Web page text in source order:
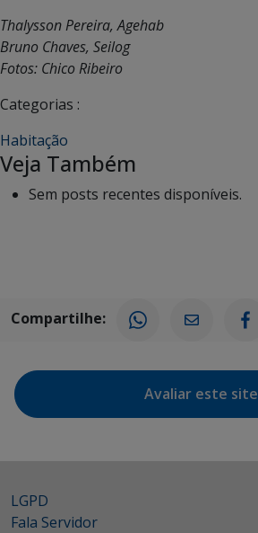
Thalysson Pereira, Agehab
Bruno Chaves, Seilog
Fotos: Chico Ribeiro
Categorias :
Habitação
Veja Também
Sem posts recentes disponíveis.
Compartilhe:
Avaliar este site
LGPD
Fala Servidor